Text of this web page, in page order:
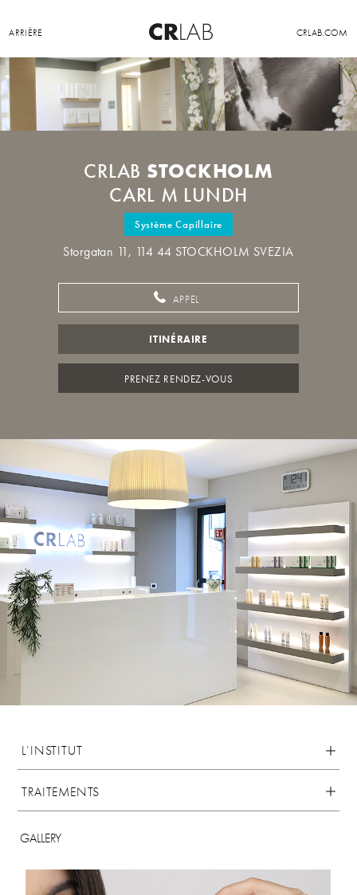
ARRIÈRE CRLAB.COM
CRLAB STOCKHOLM
CARL M LUNDH
Système Capillaire
Storgatan 11, 114 44 STOCKHOLM SVEZIA
APPEL
ITINÉRAIRE
PRENEZ RENDEZ-VOUS
L’INSTITUT
TRAITEMENTS
GALLERY